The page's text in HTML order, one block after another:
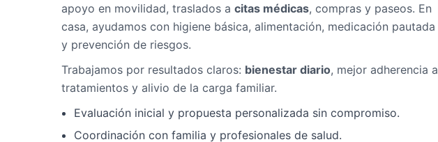
apoyo en movilidad, traslados a citas médicas, compras y paseos. En
casa, ayudamos con higiene básica, alimentación, medicación pautada
y prevención de riesgos.
Trabajamos por resultados claros: bienestar diario, mejor adherencia a
tratamientos y alivio de la carga familiar.
Evaluación inicial y propuesta personalizada sin compromiso.
Coordinación con familia y profesionales de salud.